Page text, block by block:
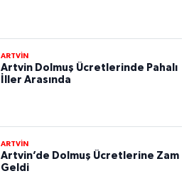
ARTVİN
Artvin Dolmuş Ücretlerinde Pahalı
İller Arasında
ARTVİN
Artvin’de Dolmuş Ücretlerine Zam
Geldi